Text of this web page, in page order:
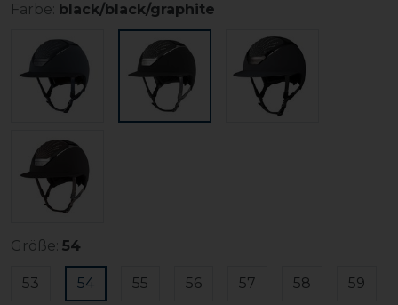
Farbe: black/black/graphite
Größe: 54
53 54 55 56 57 58 59